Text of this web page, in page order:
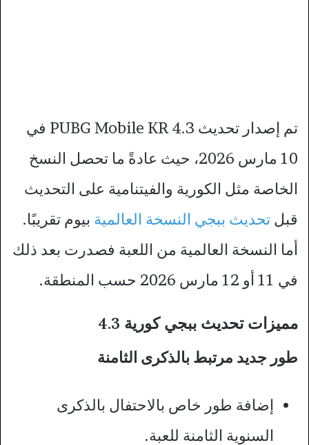
تم إصدار تحديث PUBG Mobile KR 4.3 في
10 مارس 2026، حيث عادةً ما تحصل النسخ
الخاصة مثل الكورية والفيتنامية على التحديث
قبل تحديث ببجي النسخة العالمية بيوم تقريبًا.
أما النسخة العالمية من اللعبة فصدرت بعد ذلك
في 11 أو 12 مارس 2026 حسب المنطقة.
مميزات تحديث ببجي كورية 4.3
طور جديد مرتبط بالذكرى الثامنة
إضافة طور خاص بالاحتفال بالذكرى
السنوية الثامنة للعبة.